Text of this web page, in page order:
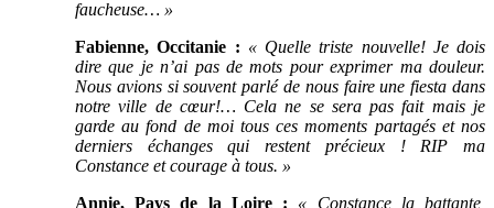
faucheuse… »
Fabienne, Occitanie : « Quelle triste nouvelle! Je dois
dire que je n’ai pas de mots pour exprimer ma douleur.
Nous avions si souvent parlé de nous faire une fiesta dans
notre ville de cœur!… Cela ne se sera pas fait mais je
garde au fond de moi tous ces moments partagés et nos
derniers échanges qui restent précieux ! RIP ma
Constance et courage à tous. »
Annie, Pays de la Loire :
« Constance la battante,